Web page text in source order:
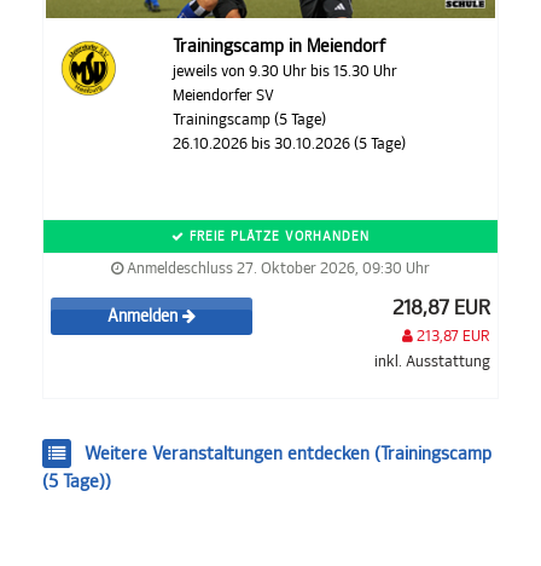
Trainingscamp in Meiendorf
jeweils von 9.30 Uhr bis 15.30 Uhr
Meiendorfer SV
Trainingscamp (5 Tage)
26.10.2026 bis 30.10.2026 (5 Tage)
FREIE PLÄTZE VORHANDEN
Anmeldeschluss 27. Oktober 2026, 09:30 Uhr
Anmelden 218,87 EUR
213,87 EUR
inkl. Ausstattung
Weitere Veranstaltungen entdecken (Trainingscamp
(5 Tage))